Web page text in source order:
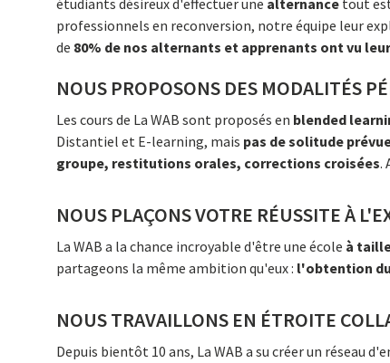
étudiants désireux d'effectuer une alternance tout
professionnels en reconversion, notre équipe leur
de 80% de nos alternants et apprenants ont vu
NOUS PROPOSONS DES MODALITÉS
Les cours de La WAB sont proposés en blended
Distantiel et E-learning, mais pas de solitude
groupe, restitutions orales, corrections croisées.
NOUS PLAÇONS VOTRE RÉUSSITE À
La WAB a la chance incroyable d'être une école à
partageons la même ambition qu'eux : l'obtention
NOUS TRAVAILLONS EN ÉTROITE
Depuis bientôt 10 ans, La WAB a su créer un réseau